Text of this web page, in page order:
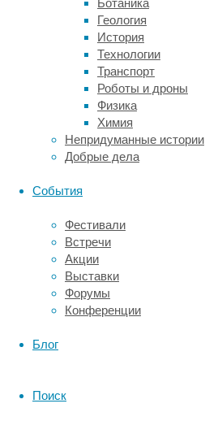
Ботаника
Геология
История
Технологии
Транспорт
Роботы и дроны
Физика
Химия
Непридуманные истории
Добрые дела
События
Фестивали
Встречи
Акции
Выставки
Форумы
Конференции
Блог
Поиск
позволяют
создавать
имплантаты
учетом
как
костной
биомеханики,
так
множества
процессов,
протекающих
в
поврежденных
костях.
По